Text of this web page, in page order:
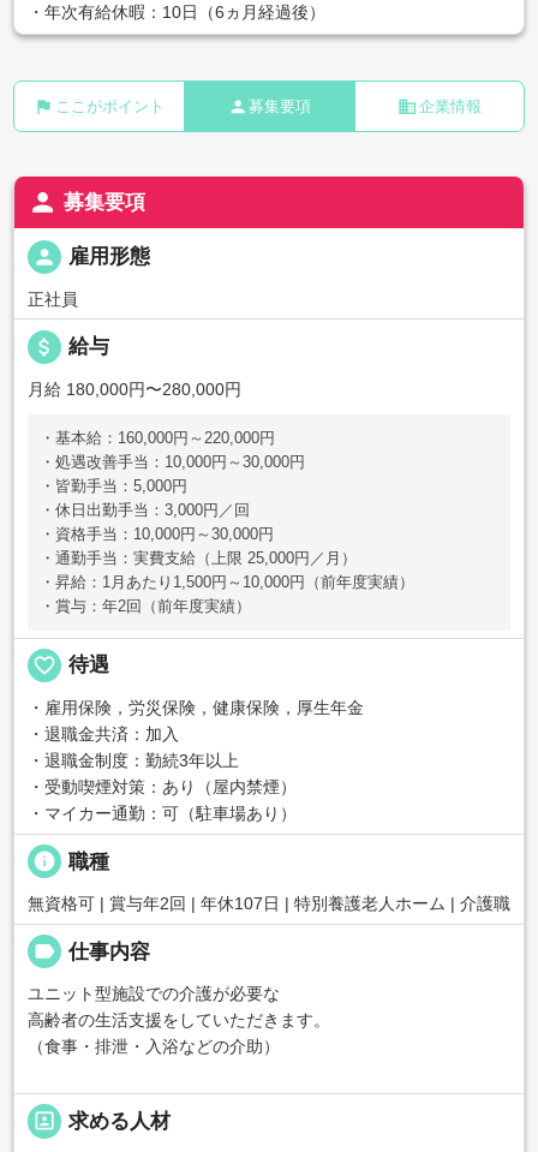
・年次有給休暇：10日（6ヵ月経過後）
flag ここがポイント person 募集要項 business 企業情報
person 募集要項
person 雇用形態
正社員
attach_money 給与
月給 180,000円〜280,000円
・基本給：160,000円～220,000円
・処遇改善手当：10,000円～30,000円
・皆勤手当：5,000円
・休日出勤手当：3,000円／回
・資格手当：10,000円～30,000円
・通勤手当：実費支給（上限 25,000円／月）
・昇給：1月あたり1,500円～10,000円（前年度実績）
・賞与：年2回（前年度実績）
favorite_border 待遇
・雇用保険，労災保険，健康保険，厚生年金
・退職金共済：加入
・退職金制度：勤続3年以上
・受動喫煙対策：あり（屋内禁煙）
・マイカー通勤：可（駐車場あり）
info 職種
無資格可 | 賞与年2回 | 年休107日 | 特別養護老人ホーム | 介護職
label 仕事内容
ユニット型施設での介護が必要な
高齢者の生活支援をしていただきます。
（食事・排泄・入浴などの介助）
portrait 求める人材